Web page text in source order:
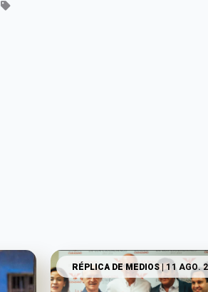
RÉPLICA DE MEDIOS| 11 AGO.